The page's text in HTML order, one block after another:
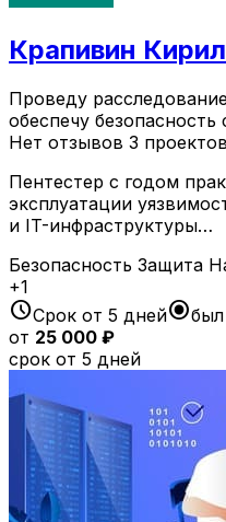
Крапивин
Проведу
обеспечу безопасность
Нет отзывов 3 проектов
Пентестер с годом
эксплуатации
и IT-инфраструктуры…
Безопасность Защита
+1
scheduleСрок от 5 днейradio_button_checked
от 25 000 ₽
срок от 5 дней